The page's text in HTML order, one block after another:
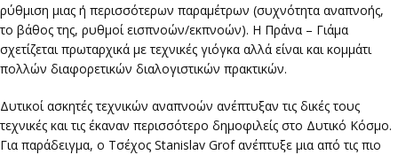
ρύθμιση μιας ή περισσότερων παραμέτρων (συχνότητα αναπνοής,
το βάθος της, ρυθμοί εισπνοών/εκπνοών). Η Πράνα – Γιάμα
σχετίζεται πρωταρχικά με τεχνικές γιόγκα αλλά είναι και κομμάτι
πολλών διαφορετικών διαλογιστικών πρακτικών.
Δυτικοί ασκητές τεχνικών αναπνοών ανέπτυξαν τις δικές τους
τεχνικές και τις έκαναν περισσότερο δημοφιλείς στο Δυτικό Κόσμο.
Για παράδειγμα, ο Τσέχος Stanislav Grof ανέπτυξε μια από τις πιο